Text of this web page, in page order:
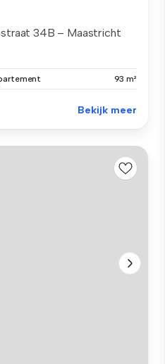
34B – Maastricht
93 m²
Bekijk meer